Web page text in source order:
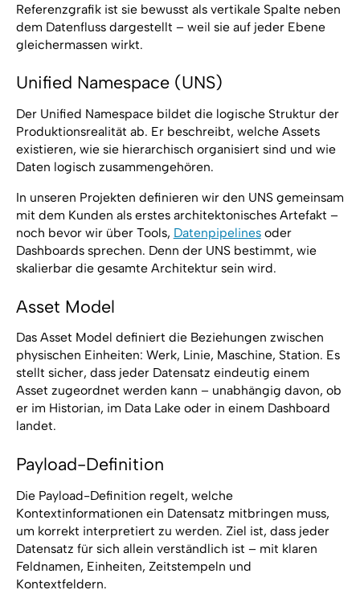
Referenzgrafik ist sie bewusst als vertikale Spalte neben
dem Datenfluss dargestellt – weil sie auf jeder Ebene
gleichermassen wirkt.
Unified Namespace (UNS)
Der Unified Namespace bildet die logische Struktur der
Produktionsrealität ab. Er beschreibt, welche Assets
existieren, wie sie hierarchisch organisiert sind und wie
Daten logisch zusammengehören.
In unseren Projekten definieren wir den UNS gemeinsam
mit dem Kunden als erstes architektonisches Artefakt –
noch bevor wir über Tools, Datenpipelinesoder
Dashboards sprechen. Denn der UNS bestimmt, wie
skalierbar die gesamte Architektur sein wird.
Asset Model
Das Asset Model definiert die Beziehungen zwischen
physischen Einheiten: Werk, Linie, Maschine, Station. Es
stellt sicher, dass jeder Datensatz eindeutig einem
Asset zugeordnet werden kann – unabhängig davon, ob
er im Historian, im Data Lake oder in einem Dashboard
landet.
Payload-Definition
Die Payload-Definition regelt, welche
Kontextinformationen ein Datensatz mitbringen muss,
um korrekt interpretiert zu werden. Ziel ist, dass jeder
Datensatz für sich allein verständlich ist – mit klaren
Feldnamen, Einheiten, Zeitstempeln und
Kontextfeldern.